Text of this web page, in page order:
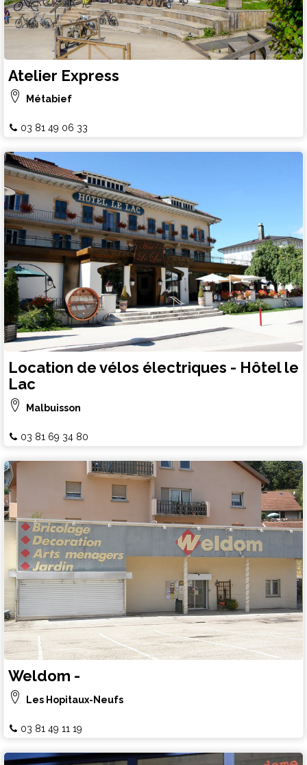
Atelier Express
Métabief
03 81 49 06 33
Location de vélos électriques - Hôtel le
Lac
Malbuisson
03 81 69 34 80
Weldom -
Les Hopitaux-Neufs
03 81 49 11 19